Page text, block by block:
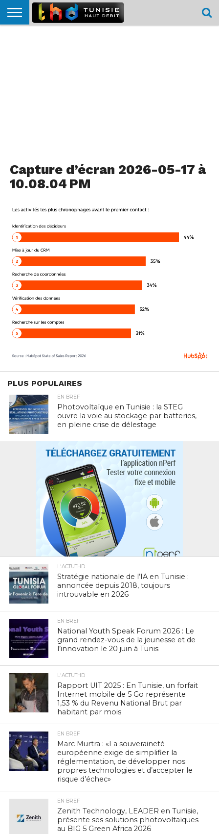
Capture d’écran 2026-05-17 à
10.08.04 PM
PLUS POPULAIRES
EN BREF
Photovoltaïque en Tunisie : la STEG
ouvre la voie au stockage par batteries,
en pleine crise de délestage
L'ACTUTHD
Stratégie nationale de l’IA en Tunisie :
annoncée depuis 2018, toujours
introuvable en 2026
EN BREF
National Youth Speak Forum 2026 : Le
grand rendez-vous de la jeunesse et de
l’innovation le 20 juin à Tunis
L'ACTUTHD
Rapport UIT 2025 : En Tunisie, un forfait
Internet mobile de 5 Go représente
1,53 % du Revenu National Brut par
habitant par mois
EN BREF
Marc Murtra : «La souveraineté
européenne exige de simplifier la
réglementation, de développer nos
propres technologies et d’accepter le
risque d’échec»
EN BREF
Zenith Technology, LEADER en Tunisie,
présente ses solutions photovoltaïques
au BIG 5 Green Africa 2026